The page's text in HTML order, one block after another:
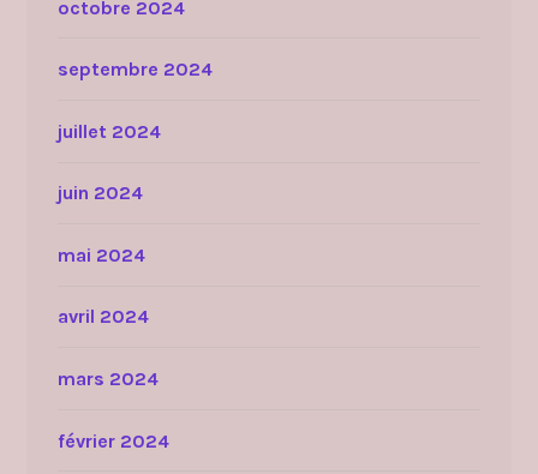
octobre 2024
septembre 2024
juillet 2024
juin 2024
mai 2024
avril 2024
mars 2024
février 2024